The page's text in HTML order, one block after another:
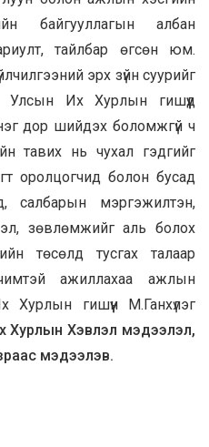
байгууллагын албан
тайлбар өгсөн юм.
эрх зүйн суурийг
Улсын Их Хурлын гишүүд
дор шийдэх боломжгүй ч
тавих нь чухал гэдгийг
оролцогчид болон бусад
салбарын мэргэжилтэн,
зөвлөмжийг аль болох
төсөлд тусгах талаар
ажиллахаа ажлын
гишүүн М.Ганхүлэг
Хурлын Хэвлэл мэдээлэл,
мэдээлэв.